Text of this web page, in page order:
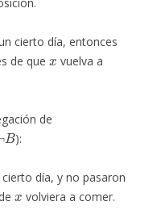
cierto día, entonces
de que
x
vuelva a
de
):
día, y no pasaron
x
volviera a comer.